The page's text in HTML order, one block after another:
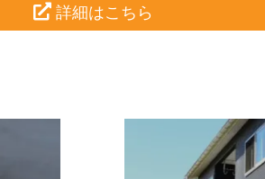
詳細はこちら